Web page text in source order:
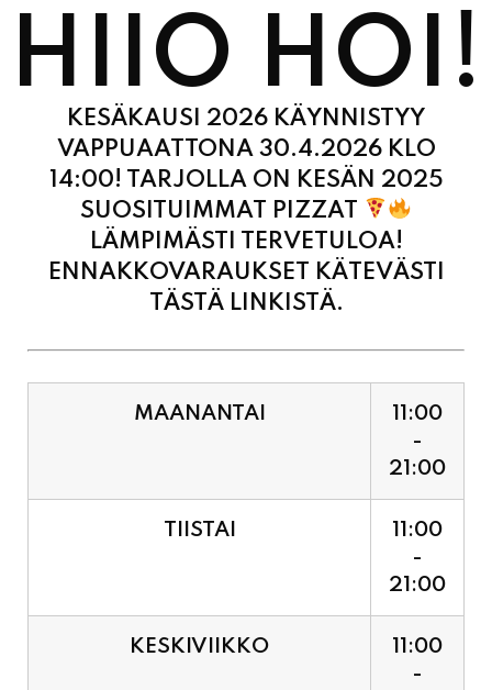
KESÄKAUSI 2026 KÄYNNISTYY
VAPPUAATTONA 30.4.2026 KLO
14:00! TARJOLLA ON KESÄN 2025
SUOSITUIMMAT PIZZAT
LÄMPIMÄSTI TERVETULOA!
ENNAKKOVARAUKSET KÄTEVÄSTI
TÄSTÄ LINKISTÄ.
-
21:00
11:00
-
21:00
11:00
-
21:00
11:00